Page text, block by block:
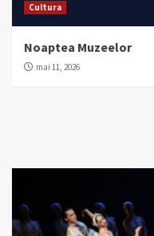
Cultura
Noaptea Muzeelor
mai 11, 2026